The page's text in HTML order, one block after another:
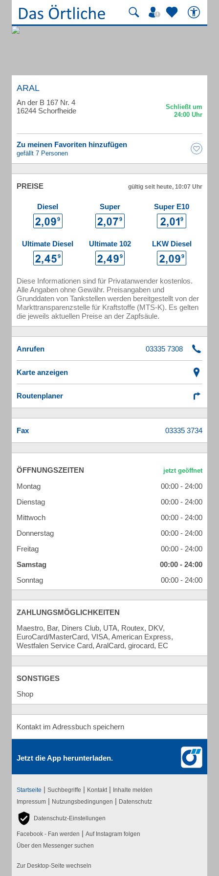
ARAL
An der B 167 Nr. 4
16244 Schorfheide
Zu meinen Favoriten hinzufügen
gefällt 7 Personen
PREISE gültig seit heute, 10:07 Uhr
Diesel Super Super E10
Ultimate Diesel Ultimate 102 LKW Diesel
Diese Informationen sind für Privatanwender kostenlos.
Alle Angaben ohne Gewähr. Preisangaben und
Grunddaten von Tankstellen werden bereitgestellt von der
Markttransparenzstelle für Kraftstoffe (MTS-K). Es gelten
die jeweils aktuellen Preise an der Zapfsäule.
Anrufen
Karte anzeigen
Routenplaner
Fax
ÖFFNUNGSZEITEN
Montag
00:00 - 24:00
Dienstag
00:00 - 24:00
Mittwoch
00:00 - 24:00
Donnerstag
00:00 - 24:00
Freitag
00:00 - 24:00
Samstag
00:00 - 24:00
Sonntag
00:00 - 24:00
ZAHLUNGSMÖGLICHKEITEN
Maestro, Bar, Diners Club, UTA, Routex, DKV,
EuroCard/MasterCard, VISA, American Express,
Westfalen Service Card, AralCard, girocard, EC
SONSTIGES
Shop
Kontakt im Adressbuch speichern
Jetzt die App herunterladen.
Startseite | Suchbegriffe | Kontakt | Inhalte melden
Impressum | Nutzungsbedingungen | Datenschutz
Datenschutz-Einstellungen
Facebook - Fan werden | Auf Instagram folgen
Über den Messenger suchen
Zur Desktop-Seite wechseln